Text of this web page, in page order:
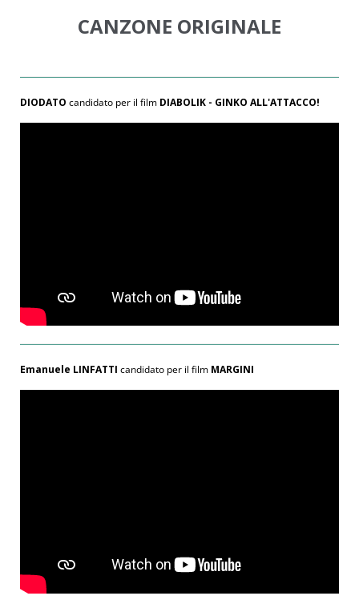
CANZONE ORIGINALE
DIODATO candidato per il film DIABOLIK - GINKO ALL'ATTACCO!
Emanuele LINFATTI candidato per il film MARGINI